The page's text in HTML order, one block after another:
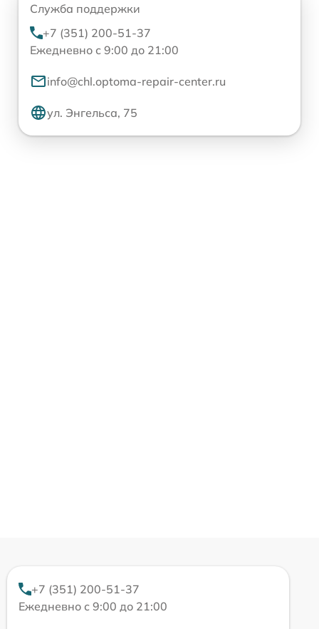
Служба поддержки
+7 (351) 200-51-37
Ежедневно с 9:00 до 21:00
info@chl.optoma-repair-center.ru
ул. Энгельса, 75
+7 (351) 200-51-37
Ежедневно с 9:00 до 21:00